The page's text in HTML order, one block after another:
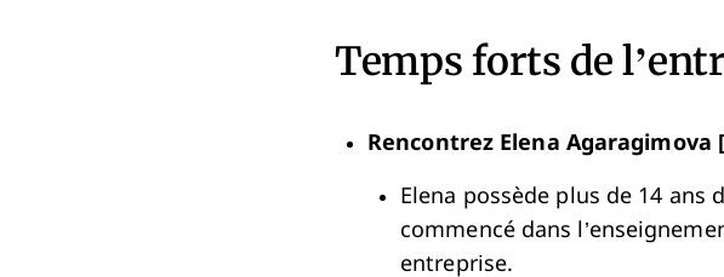
Temps forts de
Rencontrez Elena Agaragimova
Elena possède plus de 14 ans
commencé dans
entreprise.